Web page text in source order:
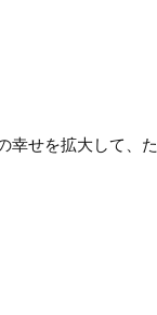
幸せを拡大して、